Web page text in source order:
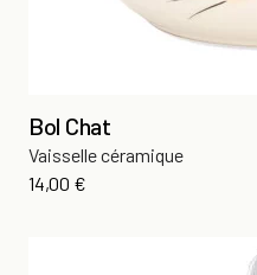
Bol Chat
Vaisselle céramique
Prix
14,00 €